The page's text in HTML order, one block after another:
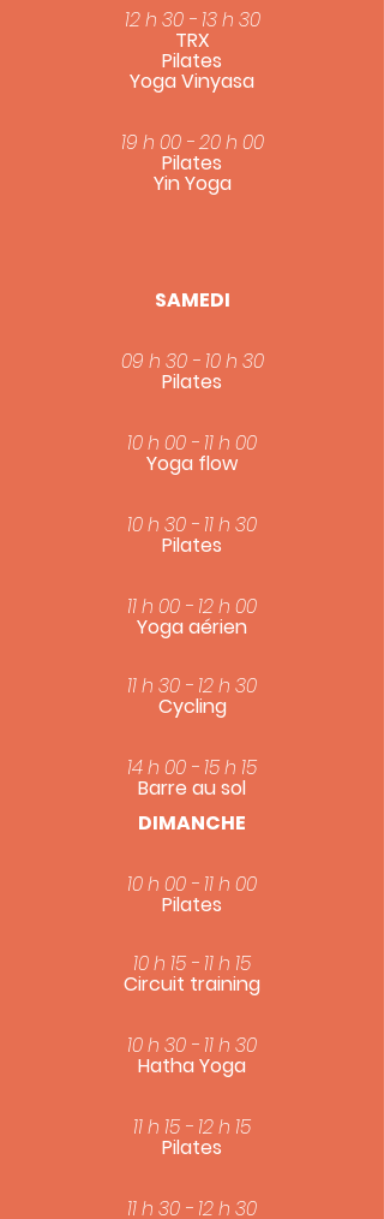
12 h 30 - 13 h 30
TRX
Pilates
Yoga Vinyasa
19 h 00 - 20 h 00
Pilates
Yin Yoga
SAMEDI
09 h 30 - 10 h 30
Pilates
10 h 00 - 11 h 00
Yoga flow
10 h 30 - 11 h 30
Pilates
11 h 00 - 12 h 00
Yoga aérien
11 h 30 - 12 h 30
Cycling
14 h 00 - 15 h 15
Barre au sol
DIMANCHE
10 h 00 - 11 h 00
Pilates
10 h 15 - 11 h 15
Circuit training
10 h 30 - 11 h 30
Hatha Yoga
11 h 15 - 12 h 15
Pilates
11 h 30 - 12 h 30